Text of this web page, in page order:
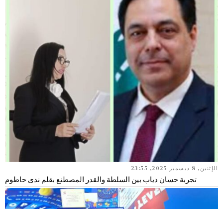
الإثنين, 8 ديسمبر 2025, 23:55
تجربة حسان دياب بين السلطة والقدر المصطنع بقلم ندى حاطوم